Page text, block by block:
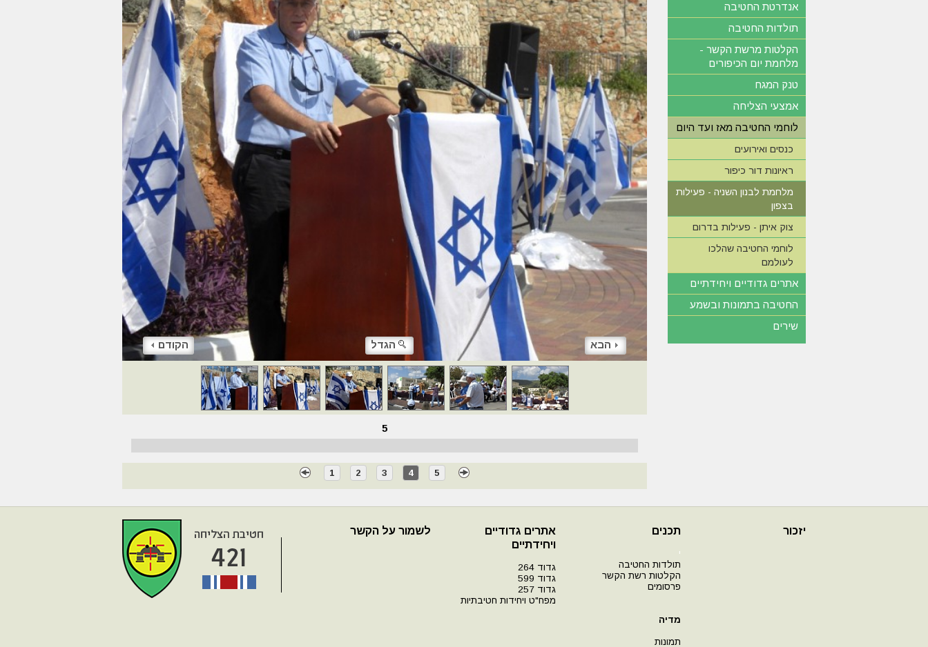
הקודם הגדל הבא
5
1 2 3 4 5
אנדרטת החטיבה
תולדות החטיבה
הקלטות מרשת הקשר -
מלחמת יום הכיפורים
טנק המגח
אמצעי הצליחה
לוחמי החטיבה מאז ועד היום
כנסים ואירועים
ראיונות דור כיפור
מלחמת לבנון השניה - פעילות
בצפון
צוק איתן - פעילות בדרום
לוחמי החטיבה שהלכו
לעולמם
אתרים גדודיים ויחידתיים
החטיבה בתמונות ובשמע
שירים
יזכור תכנים
י
תולדות החטיבה
הקלטות רשת הקשר
פרסומים
מדיה
תמונות
אתרים גדודיים
ויחידתיים
גדוד 264
גדוד 599
גדוד 257
מפח"ט ויחידות חטיבתיות
לשמור על הקשר